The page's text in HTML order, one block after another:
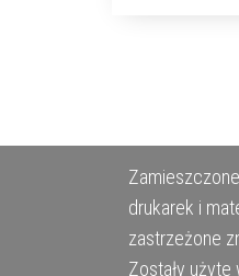
drukarek i
zastrzeżone
Zostały użyte